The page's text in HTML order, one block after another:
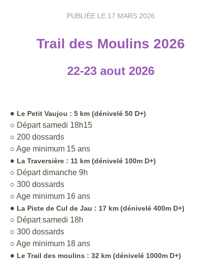
PUBLIÉE LE 17 MARS 2026
Trail des Moulins 2026
22-23 aout 2026
● Le Petit Vaujou : 5 km (dénivelé 50 D+)
○ Départ samedi 18h15
○ 200 dossards
○ Age minimum 15 ans
● La Traversière : 11 km (dénivelé 100m D+)
○ Départ dimanche 9h
○ 300 dossards
○ Age minimum 16 ans
● La Piste de Cul de Jau : 17 km (dénivelé 400m D+)
○ Départ samedi 18h
○ 300 dossards
○ Age minimum 18 ans
● Le Trail des moulins : 32 km (dénivelé 1000m D+)